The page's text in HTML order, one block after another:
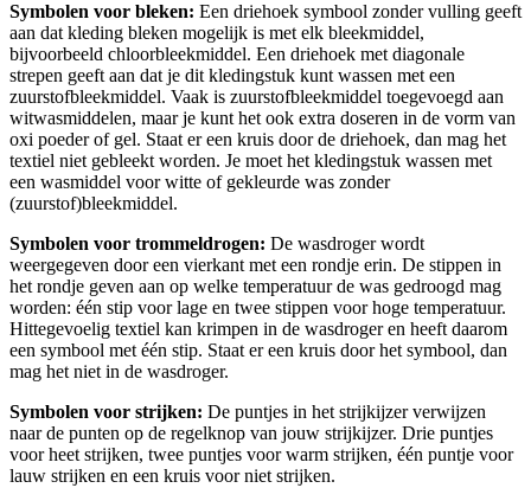
Symbolen voor bleken: Een driehoek symbool zonder vulling geeft
aan dat kleding bleken mogelijk is met elk bleekmiddel,
bijvoorbeeld chloorbleekmiddel. Een driehoek met diagonale
strepen geeft aan dat je dit kledingstuk kunt wassen met een
zuurstofbleekmiddel. Vaak is zuurstofbleekmiddel toegevoegd aan
witwasmiddelen, maar je kunt het ook extra doseren in de vorm van
oxi poeder of gel. Staat er een kruis door de driehoek, dan mag het
textiel niet gebleekt worden. Je moet het kledingstuk wassen met
een wasmiddel voor witte of gekleurde was zonder
(zuurstof)bleekmiddel.
Symbolen voor trommeldrogen: De wasdroger wordt
weergegeven door een vierkant met een rondje erin. De stippen in
het rondje geven aan op welke temperatuur de was gedroogd mag
worden: één stip voor lage en twee stippen voor hoge temperatuur.
Hittegevoelig textiel kan krimpen in de wasdroger en heeft daarom
een symbool met één stip. Staat er een kruis door het symbool, dan
mag het niet in de wasdroger.
Symbolen voor strijken: De puntjes in het strijkijzer verwijzen
naar de punten op de regelknop van jouw strijkijzer. Drie puntjes
voor heet strijken, twee puntjes voor warm strijken, één puntje voor
lauw strijken en een kruis voor niet strijken.